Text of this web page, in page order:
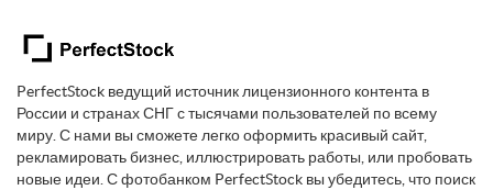
PerfectStock ведущий источник лицензионного контента в
России и странах СНГ с тысячами пользователей по всему
миру. С нами вы сможете легко оформить красивый сайт,
рекламировать бизнес, иллюстрировать работы, или пробовать
новые идеи. С фотобанком PerfectStock вы убедитесь, что поиск